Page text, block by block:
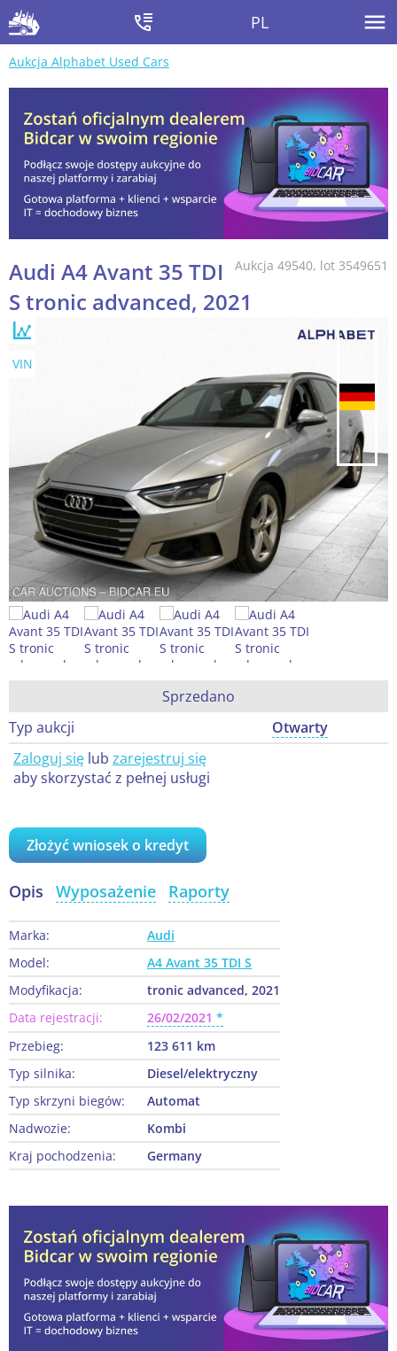
PL
Aukcja Alphabet Used Cars
Aukcja 49540, lot 3549651
Audi A4 Avant 35 TDI
S tronic advanced, 2021
VIN
Sprzedano
Typ aukcji
Otwarty
Zaloguj się lub zarejestruj się
aby skorzystać z pełnej usługi
Złożyć wniosek o kredyt
Opis Wyposażenie Raporty
Marka:
Audi
Model:
A4 Avant 35 TDI S
Modyfikacja:
tronic advanced, 2021
Data rejestracji:
26/02/2021
Przebieg:
123 611 km
Typ silnika:
Diesel/elektryczny
Typ skrzyni biegów:
Automat
Nadwozie:
Kombi
Kraj pochodzenia:
Germany